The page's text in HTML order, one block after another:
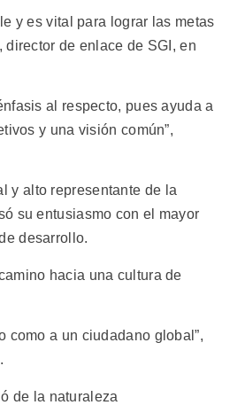
y es vital para lograr las metas
de enlace de SGI, en
al respecto, pues ayuda a
y una visión común”,
y alto representante de la
su entusiasmo con el mayor
desarrollo.
hacia una cultura de
como a un ciudadano global”,
de la naturaleza